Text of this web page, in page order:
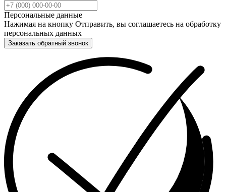
Персональные данные
Нажимая на кнопку Отправить, вы соглашаетесь на обработку
персональных данных
Заказать обратный звонок